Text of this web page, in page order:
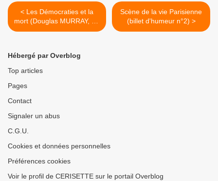
< Les Démocraties et la
mort (Douglas MURRAY, Ed
L'Artilleur 2025)
Scène de la vie Parisienne
(billet d'humeur n°2) >
Hébergé par Overblog
Top articles
Pages
Contact
Signaler un abus
C.G.U.
Cookies et données personnelles
Préférences cookies
Voir le profil de CERISETTE sur le portail Overblog